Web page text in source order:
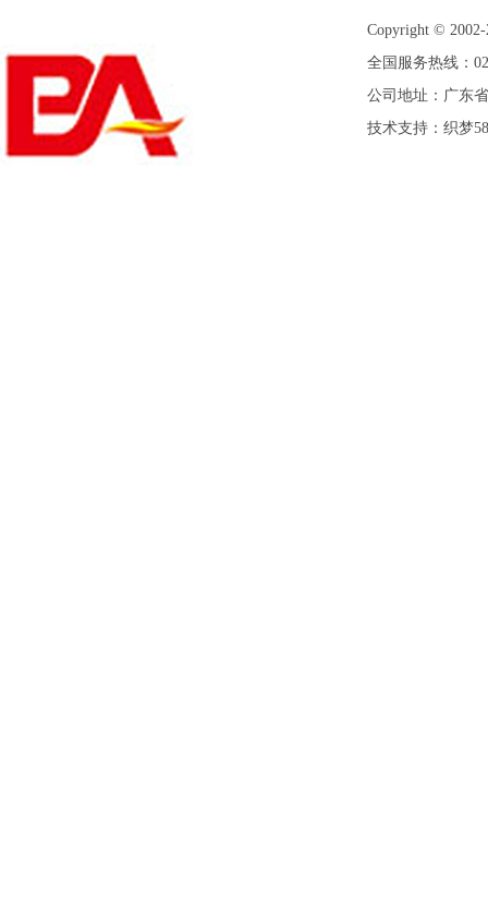
全国服务热线：
公司地址：广东
技术支持： 织梦58